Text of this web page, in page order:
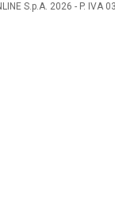
S.p.A. 2026 - P. IVA